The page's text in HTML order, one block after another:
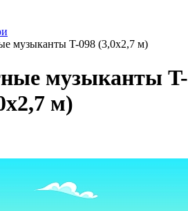
музыканты T-098 (3,0х2,7 м)
музыканты T-
м)